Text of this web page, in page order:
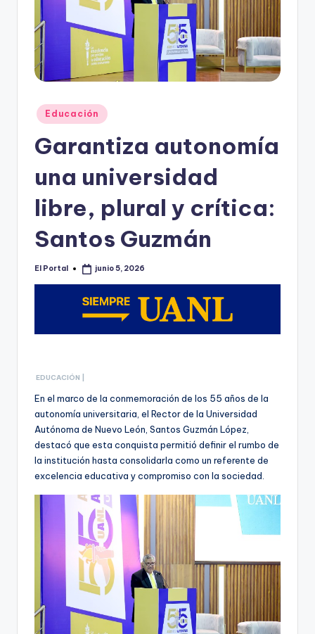
Publicado
en
Educación
Garantiza autonomía
una universidad
libre, plural y crítica:
Santos Guzmán
Publicado
El Portal junio 5, 2026
EDUCACIÓN |
En el marco de la conmemoración de los 55 años de la
autonomía universitaria, el Rector de la Universidad
Autónoma de Nuevo León, Santos Guzmán López,
destacó que esta conquista permitió definir el rumbo de
la institución hasta consolidarla como un referente de
excelencia educativa y compromiso con la sociedad.